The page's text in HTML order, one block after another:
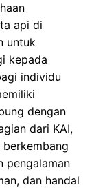
api di
untuk
kepada
individu
dengan
dari KAI,
pengalaman
dan handal